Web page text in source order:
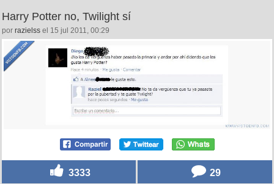
Harry Potter no, Twilight sí
por razielss el 15 jul 2011, 00:29
3333 29